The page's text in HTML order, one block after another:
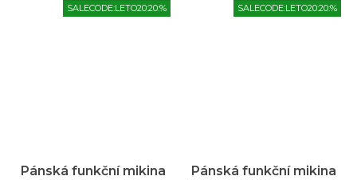
SALECODE:LETO20:20:%
Pánská funkční mikina
SALECODE:LETO20:20:%
Pánská funkční mikina